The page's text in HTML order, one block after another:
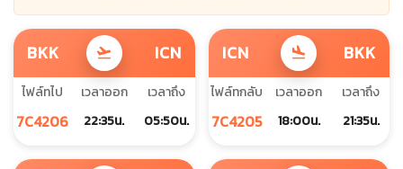
BKK flight_takeoff ICN
ไฟล์ทไป
7C4206
เวลาออก
22:35น.
เวลาถึง
05:50น.
ICN flight_land BKK
ไฟล์ทกลับ
7C4205
เวลาออก
18:00น.
เวลาถึง
21:35น.